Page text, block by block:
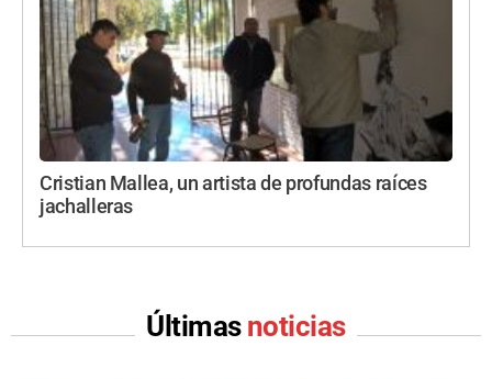
Cristian Mallea, un artista de profundas raíces
jachalleras
Últimas noticias